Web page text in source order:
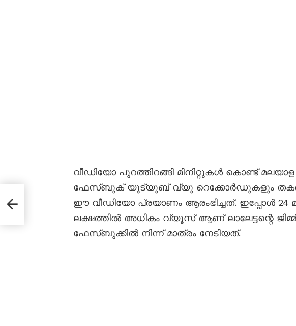
വീഡിയോ പുറത്തിറങ്ങി മിനിറ്റുകൾ കൊണ്ട്
ഫേസ്ബുക് യൂട്യൂബ് വ്യൂ റെക്കോർഡുകളും
ഈ വീഡിയോ പ്രയാണം ആരംഭിച്ചത്. ഇപ്പോൾ 24
ലക്ഷത്തിൽ അധികം വ്യൂസ് ആണ് ലാലേട്ടന്റെ
ഫേസ്ബുക്കിൽ നിന്ന് മാത്രം നേടിയത്.